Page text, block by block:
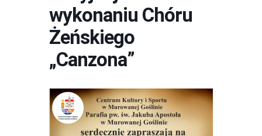
wykonaniu Chóru
Żeńskiego
„Canzona”